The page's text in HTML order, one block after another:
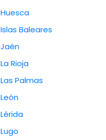
Huesca
Islas Baleares
Jaén
La Rioja
Las Palmas
León
Lérida
Lugo